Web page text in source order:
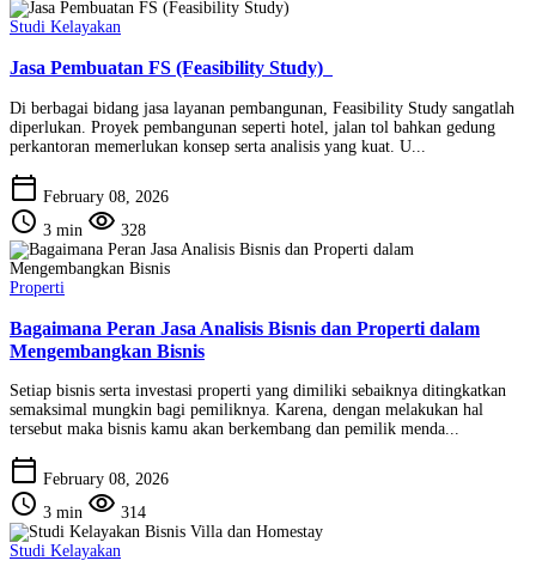
Studi Kelayakan
Jasa Pembuatan FS (Feasibility Study)
Di berbagai bidang jasa layanan pembangunan, Feasibility Study sangatlah
diperlukan. Proyek pembangunan seperti hotel, jalan tol bahkan gedung
perkantoran memerlukan konsep serta analisis yang kuat. U...
calendar_today February 08, 2026
schedule 3 min visibility 328
Properti
Bagaimana Peran Jasa Analisis Bisnis dan Properti dalam
Mengembangkan Bisnis
Setiap bisnis serta investasi properti yang dimiliki sebaiknya ditingkatkan
semaksimal mungkin bagi pemiliknya. Karena, dengan melakukan hal
tersebut maka bisnis kamu akan berkembang dan pemilik menda...
calendar_today February 08, 2026
schedule 3 min visibility 314
Studi Kelayakan